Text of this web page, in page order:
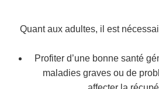
Quant aux adultes, il est
Profiter d’une bonne santé
maladies graves ou de